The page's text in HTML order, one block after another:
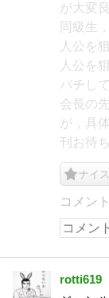
が大変
同級生
人公を
人公を
バチし
会長の
が，具
刊お待
ナイス
コメン
rotti619